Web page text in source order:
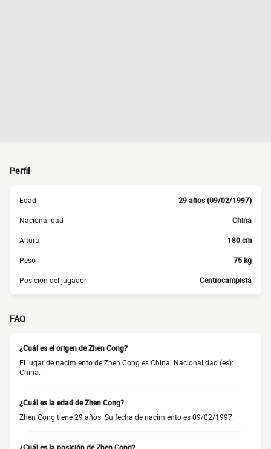
Perfil
Edad 29 años (09/02/1997)
Nacionalidad China
Altura 180 cm
Peso 75 kg
Posición del jugador Centrocampista
FAQ
¿Cuál es el origen de Zhen Cong?
El lugar de nacimiento de Zhen Cong es China. Nacionalidad (es):
China.
¿Cuál es la edad de Zhen Cong?
Zhen Cong tiene 29 años. Su fecha de nacimiento es 09/02/1997.